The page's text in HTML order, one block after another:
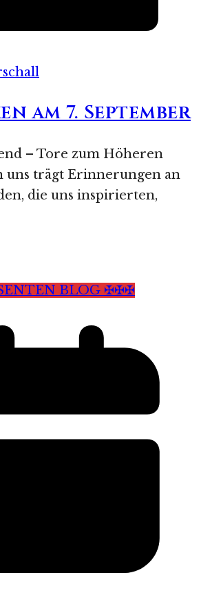
am 7. September
– Tore zum Höheren
uns trägt Erinnerungen an
die uns inspirierten,
BLOG ✠✠✠